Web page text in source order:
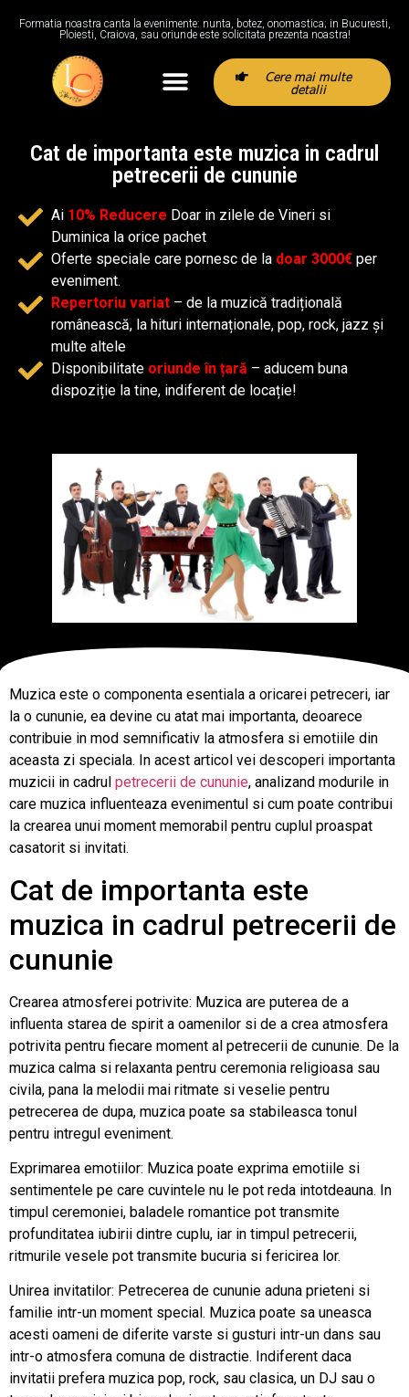
Formatia noastra canta la evenimente: nunta, botez, onomastica; in Bucuresti,
Ploiesti, Craiova, sau oriunde este solicitata prezenta noastra!
Cere mai multe
detalii
Cat de importanta este muzica in cadrul
petrecerii de cununie
Ai 10% Reducere Doar in zilele de Vineri si
Duminica la orice pachet
Oferte speciale care pornesc de la doar 3000€per
eveniment.
Repertoriu variat – de la muzică tradițională
românească, la hituri internaționale, pop, rock, jazz și
multe altele
Disponibilitateoriunde în țară – aducem buna
dispoziție la tine, indiferent de locație!
Muzica este o componenta esentiala a oricarei petreceri, iar
la o cununie, ea devine cu atat mai importanta, deoarece
contribuie in mod semnificativ la atmosfera si emotiile din
aceasta zi speciala. In acest articol vei descoperi importanta
muzicii in cadrul petrecerii de cununie, analizand modurile in
care muzica influenteaza evenimentul si cum poate contribui
la crearea unui moment memorabil pentru cuplul proaspat
casatorit si invitati.
Cat de importanta este
muzica in cadrul petrecerii de
cununie
Crearea atmosferei potrivite: Muzica are puterea de a
influenta starea de spirit a oamenilor si de a crea atmosfera
potrivita pentru fiecare moment al petrecerii de cununie. De la
muzica calma si relaxanta pentru ceremonia religioasa sau
civila, pana la melodii mai ritmate si veselie pentru
petrecerea de dupa, muzica poate sa stabileasca tonul
pentru intregul eveniment.
Exprimarea emotiilor: Muzica poate exprima emotiile si
sentimentele pe care cuvintele nu le pot reda intotdeauna. In
timpul ceremoniei, baladele romantice pot transmite
profunditatea iubirii dintre cuplu, iar in timpul petrecerii,
ritmurile vesele pot transmite bucuria si fericirea lor.
Unirea invitatilor: Petrecerea de cununie aduna prieteni si
familie intr-un moment special. Muzica poate sa uneasca
acesti oameni de diferite varste si gusturi intr-un dans sau
intr-o atmosfera comuna de distractie. Indiferent daca
invitatii prefera muzica pop, rock, sau clasica, un DJ sau o